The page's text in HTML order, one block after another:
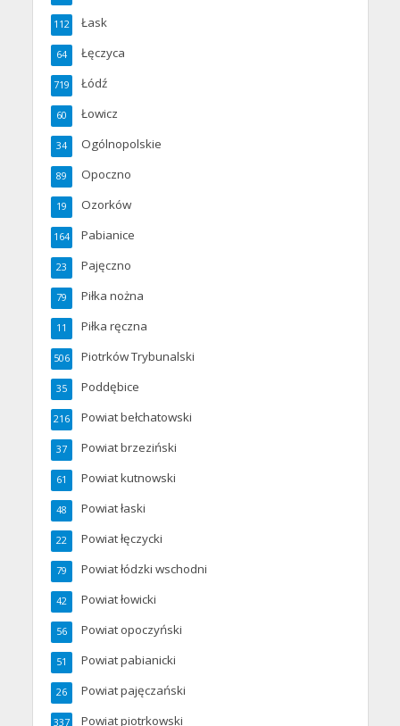
Łask
112
Łęczyca
64
Łódź
719
Łowicz
60
Ogólnopolskie
34
Opoczno
89
Ozorków
19
Pabianice
164
Pajęczno
23
Piłka nożna
79
Piłka ręczna
11
Piotrków Trybunalski
506
Poddębice
35
Powiat bełchatowski
216
Powiat brzeziński
37
Powiat kutnowski
61
Powiat łaski
48
Powiat łęczycki
22
Powiat łódzki wschodni
79
Powiat łowicki
42
Powiat opoczyński
56
Powiat pabianicki
51
Powiat pajęczański
26
Powiat piotrkowski
337